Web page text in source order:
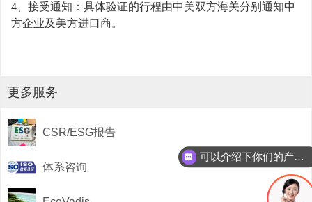
4、接受通知：具体验证的行程由中美双方海关分别通知中
方企业及美方进口商。
更多服务
CSR/ESG报告
体系咨询
可以介绍下你们的产品么